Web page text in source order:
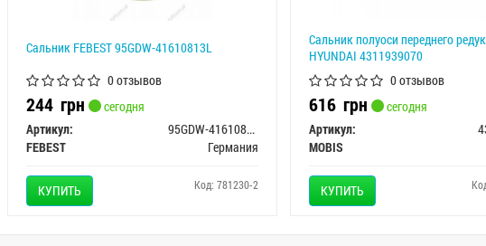
Сальник FEBEST 95GDW-41610813L
0 отзывов
244 грн
сегодня
Артикул:
95GDW-41610813L
FEBEST
Германия
КУПИТЬ Код: 781230-2
Сальник полуоси переднего
HYUNDAI 4311939070
0 отзывов
616 грн
сегодня
Артикул:
MOBIS
КУПИТЬ